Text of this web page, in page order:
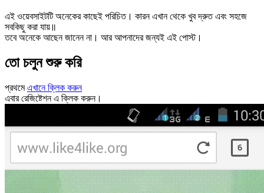
এই ওয়েবসাইটটি অনেকের কাছেই পরিচিত। কারন এখান থেকে খুব দ্রুত এবং সহজে
সবকিছু করা যায়॥
তবে অনেকে আছেন জানেন না। আর আপনাদের জন্যই এই পোস্ট।
তো চলুন শুরু করি
প্রথমেএখানে ক্লিক করুন
এবার রেজিষ্টেশন এ ক্লিক করুন।